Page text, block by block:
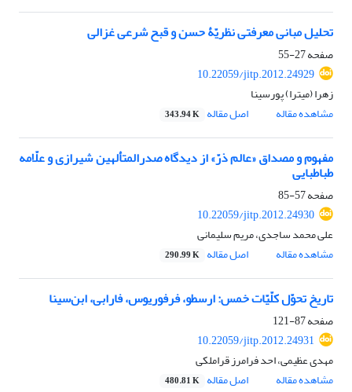
تحلیل مبانی معرفتی نظریّۀ حسن و قبح شرعی غزالی
صفحه27-55
10.22059/jitp.2012.24929
زهرا (میترا) پورسینا
مشاهده مقاله
اصل مقاله 343.94 K
مفهوم و مصداق «عالم ذرّ» از دیدگاه صدرالمتألهین شیرازی و علّامه
طباطبایی
صفحه57-85
10.22059/jitp.2012.24930
علی محمد ساجدی، مریم سلیمانی
مشاهده مقاله
اصل مقاله 290.99 K
تاریخ تحوّل کلّیّات خمس: ارسطو، فرفوریوس، فارابی، ابن‌سینا
صفحه87-121
10.22059/jitp.2012.24931
مهدی عظیمی، احد فرامرز قراملکی
مشاهده مقاله
اصل مقاله 480.81 K